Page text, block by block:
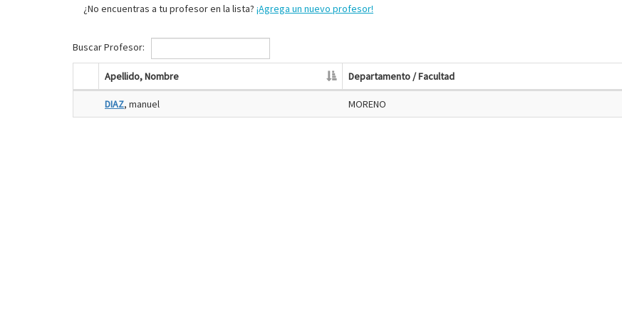
¿No encuentras a tu profesor en la lista? ¡Agrega un nuevo profesor!
Buscar Profesor:
Apellido, Nombre Departamento / Facultad
DIAZ, manuel MORENO